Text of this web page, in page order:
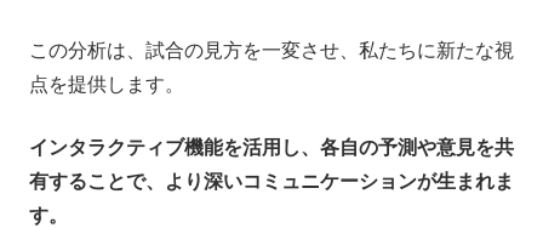
この分析は、試合の見方を一変させ、私たちに新たな視
点を提供します。
インタラクティブ機能を活用し、各自の予測や意見を共
有することで、より深いコミュニケーションが生まれま
す。